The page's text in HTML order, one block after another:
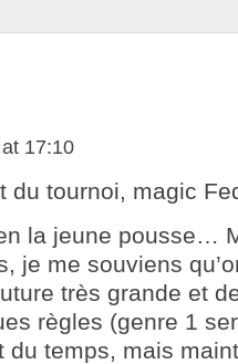
17:10
du tournoi, magic
la jeune pousse…
je me souviens
très grande et
règles (genre 1
du temps, mais